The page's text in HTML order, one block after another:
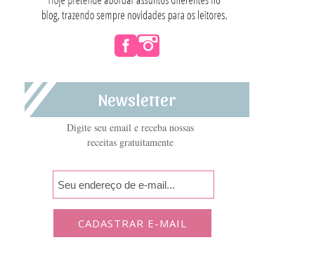
Newsletter
Digite seu email e receba nossas
receitas gratuitamente